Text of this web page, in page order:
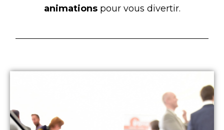
animationspour vous divertir.